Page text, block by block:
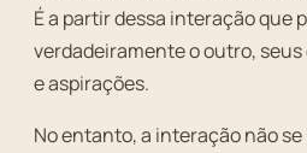
É a partir dessa interação que
verdadeiramente o outro,
e aspirações.
No entanto, a interação não